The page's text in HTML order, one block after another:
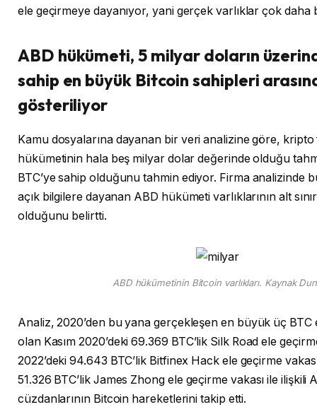
ele geçirmeye dayanıyor, yani gerçek varlıklar çok daha
ABD hükümeti, 5 milyar doların
sahip en büyük Bitcoin sahipleri
gösteriliyor
Kamu dosyalarına dayanan bir veri analizine göre, kripto
hükümetinin hala beş milyar dolar değerinde olduğu
BTC’ye sahip olduğunu tahmin ediyor. Firma analizinde
açık bilgilere dayanan ABD hükümeti varlıklarının alt
olduğunu belirtti.
ABD hükümetinin Bitcoin varlıkları. Kaynak
Analiz, 2020’den bu yana gerçekleşen en büyük üç BTC
olan Kasım 2020’deki 69.369 BTC’lik Silk Road ele
2022’deki 94.643 BTC’lik Bitfinex Hack ele geçirme
51.326 BTC’lik James Zhong ele geçirme vakası ile ilişkili
cüzdanlarının Bitcoin hareketlerini takip etti.